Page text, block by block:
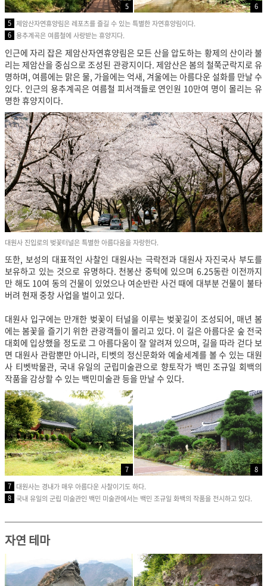
5
6
5 제암산자연휴양림은 레포츠를 즐길 수 있는 특별한 자연휴양림이다.
6 용추계곡은 여름철에 사랑받는 휴양지다.
인근에 자리 잡은 제암산자연휴양림은 모든 산을 압도하는 황제의 산이라 불
리는 제암산을 중심으로 조성된 관광지이다. 제암산은 봄의 철쭉군락지로 유
명하며, 여름에는 맑은 물, 가을에는 억새, 겨울에는 아름다운 설화를 만날 수
있다. 인근의 용추계곡은 여름철 피서객들로 연인원 10만여 명이 몰리는 유
명한 휴양지이다.
대원사 진입로의 벚꽃터널은 특별한 아름다움을 자랑한다.
또한, 보성의 대표적인 사찰인 대원사는 극락전과 대원사 자진국사 부도를
보유하고 있는 것으로 유명하다. 천봉산 중턱에 있으며 6.25동란 이전까지
만 해도 10여 동의 건물이 있었으나 여순반란 사건 때에 대부분 건물이 불타
버려 현재 중창 사업을 벌이고 있다.
대원사 입구에는 만개한 벚꽃이 터널을 이루는 벚꽃길이 조성되어, 매년 봄
에는 봄꽃을 즐기기 위한 관광객들이 몰리고 있다. 이 길은 아름다운 숲 전국
대회에 입상했을 정도로 그 아름다움이 잘 알려져 있으며, 길을 따라 걷다 보
면 대원사 관람뿐만 아니라, 티벳의 정신문화와 예술세계를 볼 수 있는 대원
사 티벳박물관, 국내 유일의 군립미술관으로 향토작가 백민 조규일 회백의
작품을 감상할 수 있는 백민미술관 등을 만날 수 있다.
7
8
7 대원사는 경내가 매우 아름다운 사찰이기도 하다.
8 국내 유일의 군립 미술관인 백민 미술관에서는 백민 조규일 화백의 작품을 전시하고 있다.
자연 테마